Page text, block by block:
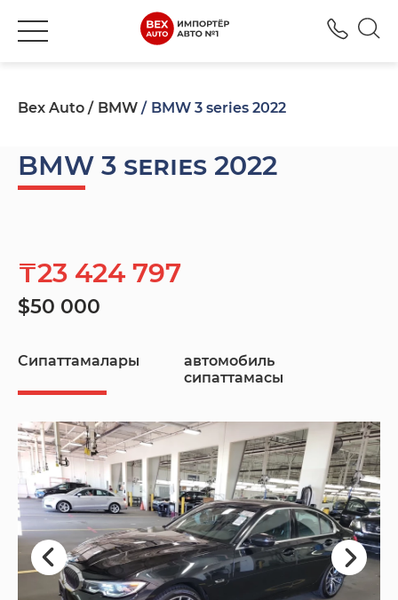
Bex Auto BMW BMW 3 series 2022
BMW 3 series 2022
₸23 424 797
$50 000
Сипаттамалары
автомобиль
сипаттамасы